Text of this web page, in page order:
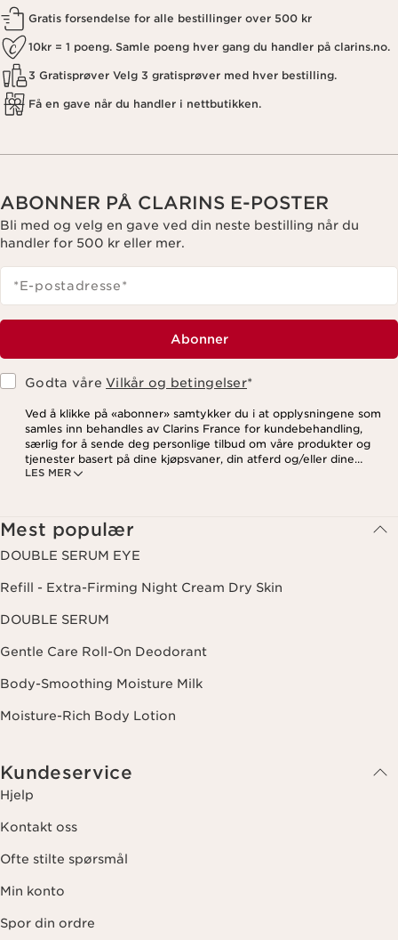
Gratis forsendelse for alle bestillinger over 500 kr
10kr = 1 poeng. Samle poeng hver gang du handler på clarins.no.
3 Gratisprøver Velg 3 gratisprøver med hver bestilling.
Få en gave når du handler i nettbutikken.
ABONNER PÅ CLARINS E-POSTER
Bli med og velg en gave ved din neste bestilling når du
handler for 500 kr eller mer.
*E-postadresse*
Abonner
Godta våreVilkår og betingelser*
LES MER
Ved å klikke på «abonner» samtykker du i at opplysningene som
samles inn behandles av Clarins France for kundebehandling,
særlig for å sende deg personlige tilbud om våre produkter og
tjenester basert på dine kjøpsvaner, din atferd og/eller dine
interesser, inkludert visning på sosiale medier og
avmeldingslenken i hvert nyhetsbrev. For mer informasjon om
hvordan vi behandler dine data og dine rettigheter, vennligst se
vår personvernerklæring
Mest populær
DOUBLE SERUM EYE
Refill - Extra-Firming Night Cream Dry Skin
DOUBLE SERUM
Gentle Care Roll-On Deodorant
Body-Smoothing Moisture Milk
Moisture-Rich Body Lotion
Kundeservice
Hjelp
Kontakt oss
Ofte stilte spørsmål
Min konto
Spor din ordre